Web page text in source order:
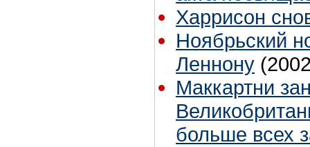
Харрисон
Ноябрьский
Леннону
Маккартни
больше всех